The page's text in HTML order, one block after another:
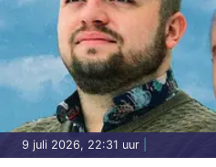
9 juli 2026, 22:31 uur